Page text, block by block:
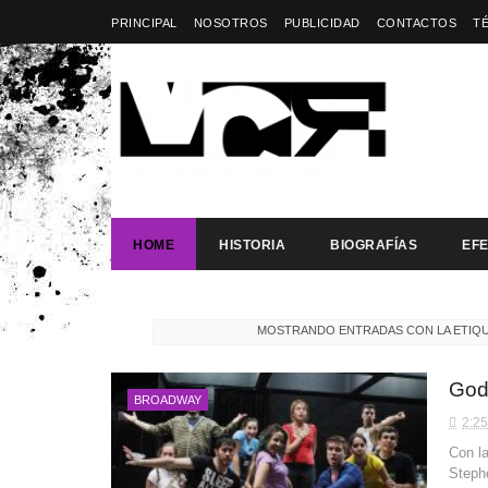
PRINCIPAL NOSOTROS PUBLICIDAD CONTACTOS
HOME HISTORIA BIOGRAFÍAS
MOSTRANDO ENTRADAS CON LA
BROADWAY
2:25
Con